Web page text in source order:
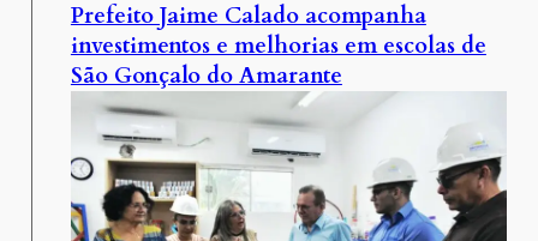
Prefeito Jaime Calado acompanha
investimentos e melhorias em escolas de
São Gonçalo do Amarante